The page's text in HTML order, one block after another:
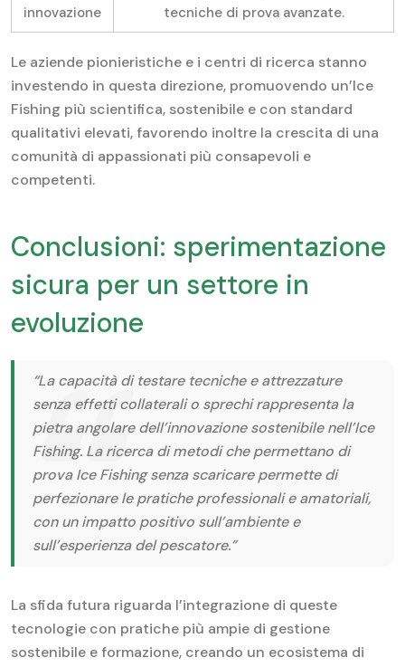
innovazione
tecniche di prova avanzate.
Le aziende pionieristiche e i centri di ricerca stanno
investendo in questa direzione, promuovendo un’Ice
Fishing più scientifica, sostenibile e con standard
qualitativi elevati, favorendo inoltre la crescita di una
comunità di appassionati più consapevoli e
competenti.
Conclusioni: sperimentazione
sicura per un settore in
evoluzione
“La capacità di testare tecniche e attrezzature
senza effetti collaterali o sprechi rappresenta la
pietra angolare dell’innovazione sostenibile nell’Ice
Fishing. La ricerca di metodi che permettano di
prova Ice Fishing senza scaricare permette di
perfezionare le pratiche professionali e amatoriali,
con un impatto positivo sull’ambiente e
sull’esperienza del pescatore.”
La sfida futura riguarda l’integrazione di queste
tecnologie con pratiche più ampie di gestione
sostenibile e formazione, creando un ecosistema di